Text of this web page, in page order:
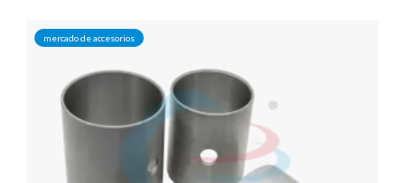
mercado de accesorios